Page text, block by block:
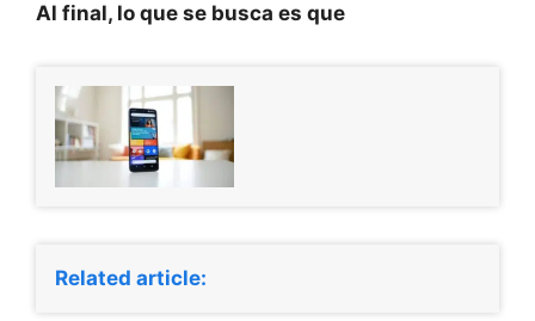
Al final, lo que se busca es que
Related article: